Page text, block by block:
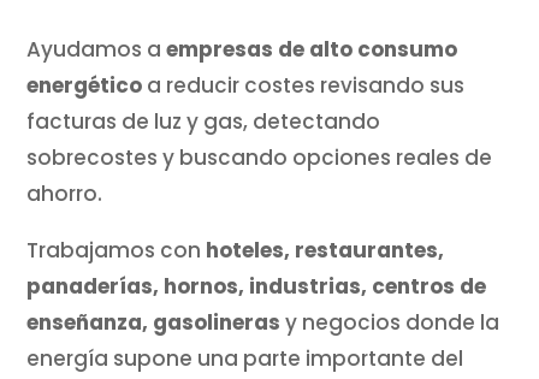
Ayudamos aempresas de alto consumo
energético a reducir costes revisando sus
facturas de luz y gas, detectando
sobrecostes y buscando opciones reales de
ahorro.
Trabajamos con hoteles, restaurantes,
panaderías, hornos, industrias, centros de
enseñanza, gasolineras y negocios donde la
energía supone una parte importante del